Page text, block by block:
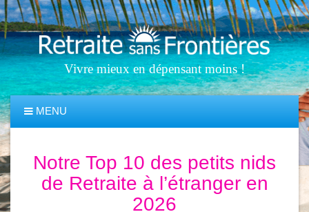
Vivre mieux en dépensant moins !
MENU
Notre Top 10 des petits nids
de Retraite à l’étranger en
2026